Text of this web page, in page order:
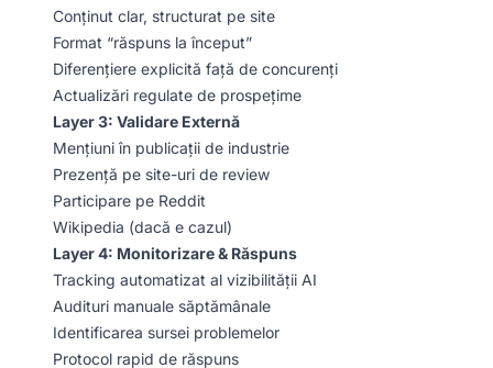
Conținut clar, structurat pe site
Format “răspuns la început”
Diferențiere explicită față de concurenți
Actualizări regulate de prospețime
Layer 3: Validare Externă
Mențiuni în publicații de industrie
Prezență pe site-uri de review
Participare pe Reddit
Wikipedia (dacă e cazul)
Layer 4: Monitorizare & Răspuns
Tracking automatizat al vizibilității AI
Audituri manuale săptămânale
Identificarea sursei problemelor
Protocol rapid de răspuns